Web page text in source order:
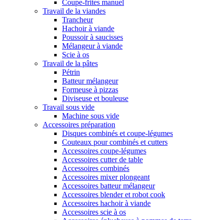
Coupe-frites manuel
Travail de la viandes
Trancheur
Hachoir à viande
Poussoir à saucisses
Mélangeur à viande
Scie à os
Travail de la pâtes
Pétrin
Batteur mélangeur
Formeuse à pizzas
Diviseuse et bouleuse
Travail sous vide
Machine sous vide
Accessoires préparation
Disques combinés et coupe-légumes
Couteaux pour combinés et cutters
Accessoires coupe-légumes
Accessoires cutter de table
Accessoires combinés
Accessoires mixer plongeant
Accessoires batteur mélangeur
Accessoires blender et robot cook
Accessoires hachoir à viande
Accessoires scie à os